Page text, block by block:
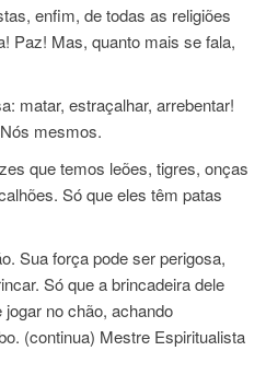
enfim, de todas as religiões
Paz! Mas, quanto mais se fala,
matar, estraçalhar, arrebentar!
mesmos.
que temos leões, tigres, onças
Só que eles têm patas
Sua força pode ser perigosa,
Só que a brincadeira dele
no chão, achando
(continua) Mestre Espiritualista